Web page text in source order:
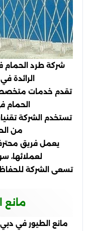
شركة طرد
الرائدة
تقدم خدمات
الحمام
تستخدم الشركة
من
يعمل فريق
لعملائها،
تسعى الشركة
مانع
مانع الطيور في